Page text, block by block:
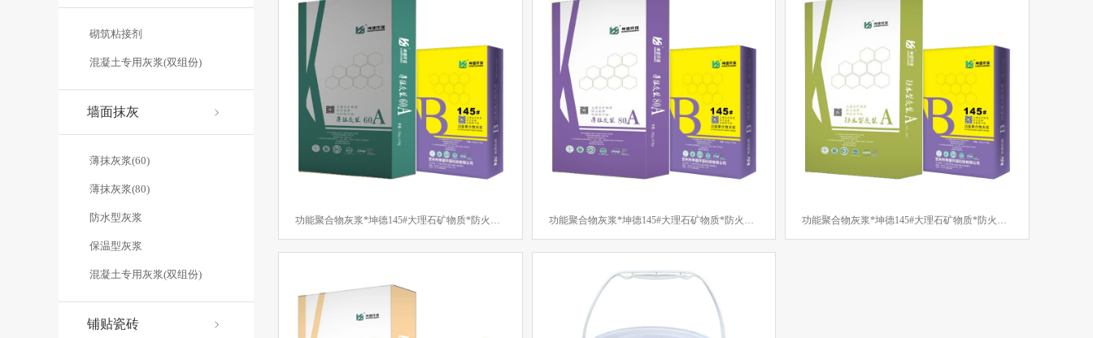
广东江门中医药职业学院13号宿舍楼 广西玉林中医药健康产业园标准厂房验收 广西玉林中医药健康产业园标准厂房（二期）
桂林市银海医院 黄姚古镇象村风貌改造 平南县两高沿线乡村风貌改造项目 平桂区乡村风貌改造项目 钟山县两高沿线象村风貌改造二期项目
钟山县第一中学 江门中医药学院 威立雅新厂 玉林中医药产业园 浩远科技新厂 大泽工业区 银湖工业区 古井工业区
深圳龙岗天虹购物中心 贺州姑婆山天沐温泉 抗裂砂浆 水泥砂浆 传统节日 中秋 散装水泥 易反碱 遇水易脱落 易渗水 开裂 品质 建军节
防水涂料 无机涂料 原料 自然 保护 研发 端午节
砌筑粘接剂
混凝土专用灰浆(双组份)
墙面抹灰
薄抹灰浆(60)
薄抹灰浆(80)
防水型灰浆
保温型灰浆
混凝土专用灰浆(双组份)
铺贴瓷砖